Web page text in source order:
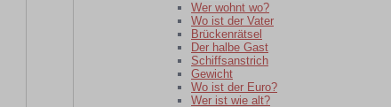
Wer wohnt wo?
Wo ist der Vater
Brückenrätsel
Der halbe Gast
Schiffsanstrich
Gewicht
Wo ist der Euro?
Wer ist wie alt?